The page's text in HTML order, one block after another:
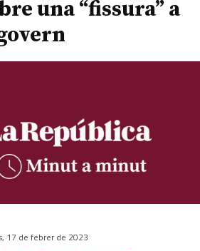
una “fissura” a
17 de febrer de 2023